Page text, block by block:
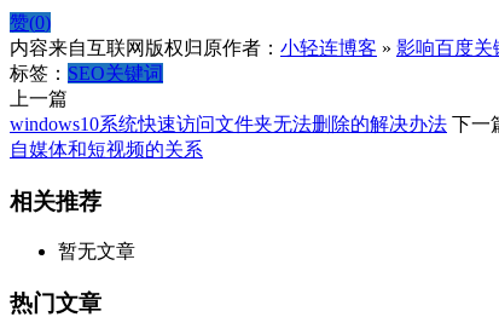
赞(0)
内容来自互联网版权归原作者： 小轻连博客 » 影响百度关
标签： SEO关键词
上一篇
windows10系统快速访问文件夹无法删除的解决办法 下一
自媒体和短视频的关系
相关推荐
暂无文章
热门文章